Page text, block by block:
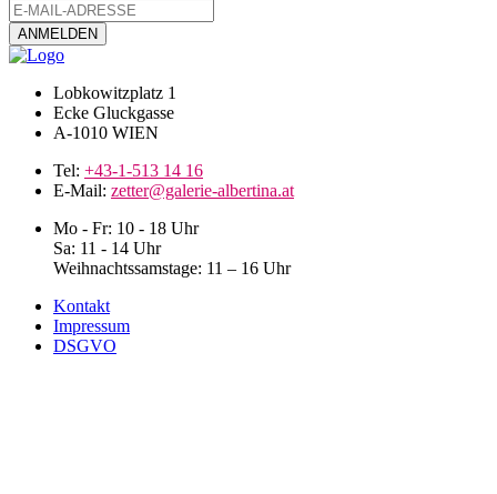
Lobkowitzplatz 1
Ecke Gluckgasse
A-1010 WIEN
Tel: +43-1-513 14 16
E-Mail: zetter@galerie-albertina.at
Mo - Fr: 10 - 18 Uhr
Sa: 11 - 14 Uhr
Weihnachtssamstage: 11 – 16 Uhr
Kontakt
Impressum
DSGVO